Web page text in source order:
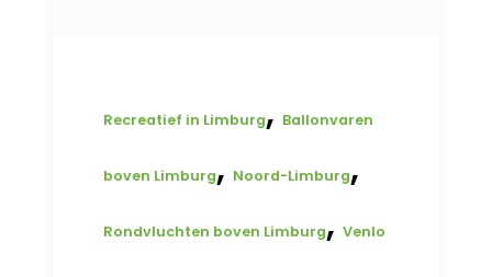
Recreatief in Limburg, Ballonvaren
boven Limburg, Noord-Limburg,
Rondvluchten boven Limburg,Venlo